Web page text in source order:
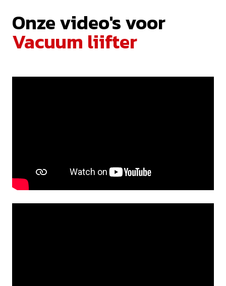
Onze video's voor
Vacuum liifter